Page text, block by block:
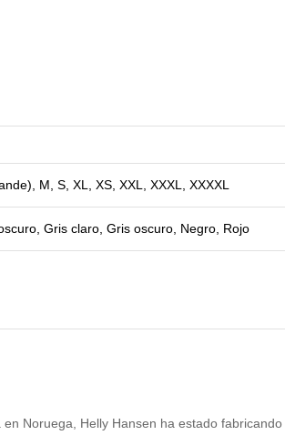
M, S, XL, XS, XXL, XXXL, XXXXL
Gris claro, Gris oscuro, Negro, Rojo
en Noruega, Helly Hansen ha estado